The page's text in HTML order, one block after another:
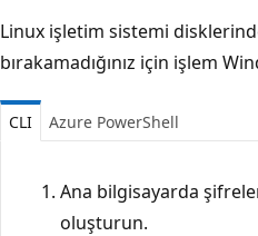
Linux işletim sistemi
bırakamadığınız için işlem
CLI Azure PowerShell
Ana bilgisayarda
oluşturun.